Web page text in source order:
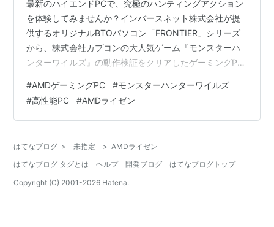
最新のハイエンドPCで、究極のハンティングアクション
を体験してみませんか？インバースネット株式会社が提
供するオリジナルBTOパソコン「FRONTIER」シリーズ
から、株式会社カプコンの大人気ゲーム『モンスターハ
ンターワイルズ』の動作検証をクリアしたゲーミングPC
を余すところなくご紹介します。 極上のゲーミング体験
を実現するハードウェア CPU：AMD Ryzen 7 9800X3D
と7800X3Dの驚異的性能 グラフィックス：AMD
左右する冷却性能と筐体設計 『モンスターハンタ…
#AMDゲーミングPC #モンスターハンターワイルズ
#高性能PC #AMDライゼン
はてなブログ > 未指定 > AMDライゼン
はてなブログ タグとは
ヘルプ 開発ブログ
はてなブログトップ
Copyright (C) 2001-2026 Hatena.